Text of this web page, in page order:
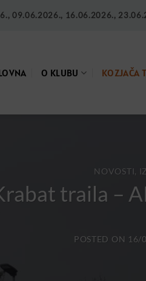
09.06.2026., 16.06.2026.,
O KLUBU KOZJAČA
NOVOSTI,
traila –
POSTED ON 16/